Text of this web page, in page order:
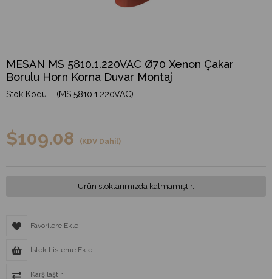
MESAN MS 5810.1.220VAC Ø70 Xenon Çakar
Borulu Horn Korna Duvar Montaj
(MS 5810.1.220VAC)
$109.08 (KDV Dahil)
Ürün stoklarımızda kalmamıştır.
Favorilere Ekle
İstek Listeme Ekle
Karşılaştır